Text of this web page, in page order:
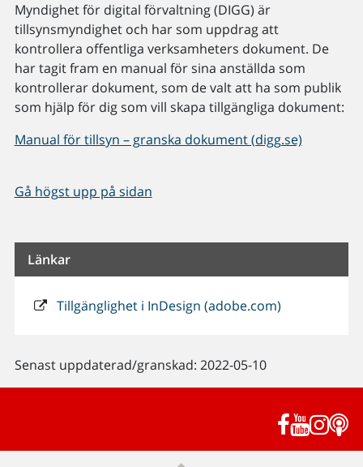
Myndighet för digital förvaltning (DIGG) är
tillsynsmyndighet och har som uppdrag att
kontrollera offentliga verksamheters dokument. De
har tagit fram en manual för sina anställda som
kontrollerar dokument, som de valt att ha som publik
som hjälp för dig som vill skapa tillgängliga dokument:
Manual för tillsyn – granska dokument (digg.se)
Gå högst upp på sidan
Länkar
Tillgänglighet i InDesign (adobe.com)
Senast uppdaterad/granskad: 2022-05-10
Facebook
YouTube